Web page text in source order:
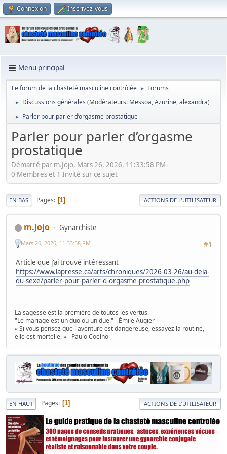
Connexion Inscrivez-vous
Menu principal
Le forum de la chasteté masculine contrôlée ► Forums
► Discussions générales (Modérateurs: Messoa,Azurine,alexandra)
► Parler pour parler d’orgasme prostatique
Parler pour parler d’orgasme
prostatique
Démarré par m.Jojo, Mars 26, 2026, 11:33:58 PM
0 Membres et 1 Invité sur ce sujet
EN BAS Pages 1 ACTIONS DE L'UTILISATEUR
m.Jojo
Gynarchiste
#1
Mars 26, 2026, 11:33:58 PM
Article que j'ai trouvé intéressant
https://www.lapresse.ca/arts/chroniques/2026-03-26/au-dela-
du-sexe/parler-pour-parler-d-orgasme-prostatique.php
La sagesse est la première de toutes les vertus.
"Le mariage est un duo ou un duel" - Émile Augier
« Si vous pensez que l'aventure est dangereuse, essayez la routine,
elle est mortelle. » - Paulo Coelho
EN HAUT Pages 1 ACTIONS DE L'UTILISATEUR